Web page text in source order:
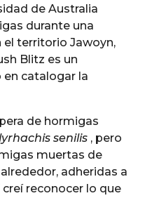
de Australia
durante una
el territorio Jawoyn,
Blitz es un
catalogar la
de hormigas
senilis , pero
muertas de
adheridas a
creí reconocer lo que